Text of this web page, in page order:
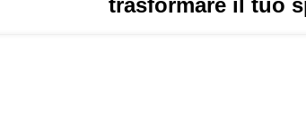
trasformare il tuo